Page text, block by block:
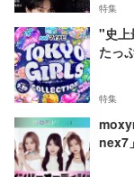
特集
"史上
たっ
特集
nex7」